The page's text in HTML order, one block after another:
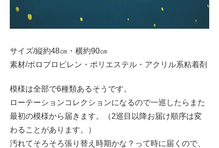
サイズ/縦約48㎝・横約90㎝
素材/ポロプロピレン・ポリエステル・アクリル系粘着剤
模様は全部で6種類あるそうです。
ローテーションコレクションになるので一巡したらまた
最初の模様から届きます。（2巡目以降お届け順序は変
わることがあります。）
汚れてそろそろ張り替え時期かな？って時に届くので、